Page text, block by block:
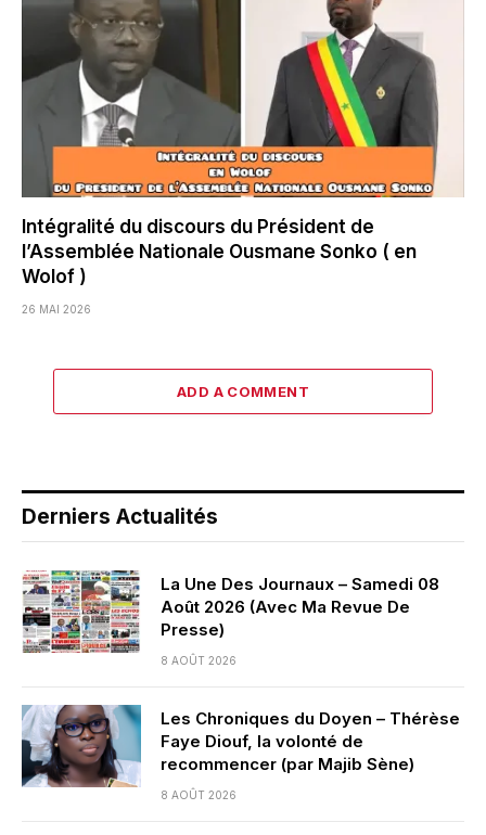
Intégralité du discours du Président de
l’Assemblée Nationale Ousmane Sonko ( en
Wolof )
26 MAI 2026
ADD A COMMENT
Derniers Actualités
La Une Des Journaux – Samedi 08
Août 2026 (Avec Ma Revue De
Presse)
8 AOÛT 2026
Les Chroniques du Doyen – Thérèse
Faye Diouf, la volonté de
recommencer (par Majib Sène)
8 AOÛT 2026